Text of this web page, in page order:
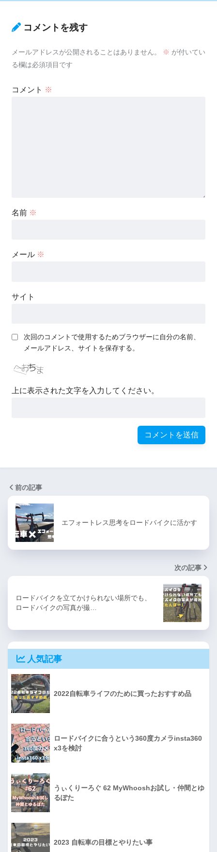
コメントを残す
メールアドレスが公開されることはありません。 ※ が付いてい
る欄は必須項目です
コメント ※
名前 ※
メール ※
サイト
次回のコメントで使用するためブラウザーに自分の名前、
メールアドレス、サイトを保存する。
上に表示された文字を入力してください。
前の記事
エフォートレス思考をロードバイクに活かす
次の記事
ロードバイクを立てかけられない場所でも、
ロードバイクの写真が撮…
人気記事
2022自転車ライフのために買ったおすすめ品
ロードバイクに合うという360度カメラinsta360
x3を検討
うぃくりーろぐ 62 MyWhooshお試し・仲間とゆ
るぽた
2023 自転車の目標とやりたい事